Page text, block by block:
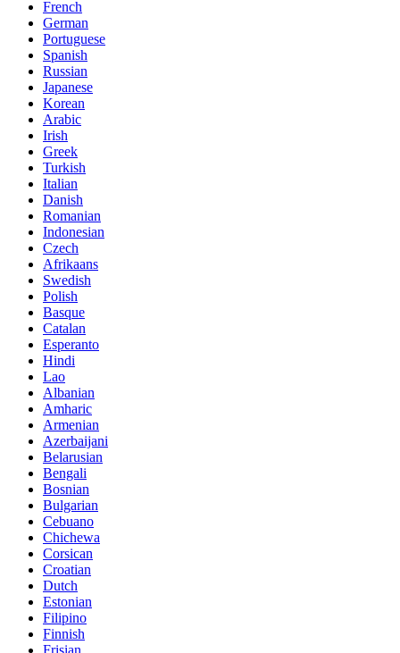
French
German
Portuguese
Spanish
Russian
Japanese
Korean
Arabic
Irish
Greek
Turkish
Italian
Danish
Romanian
Indonesian
Czech
Afrikaans
Swedish
Polish
Basque
Catalan
Esperanto
Hindi
Lao
Albanian
Amharic
Armenian
Azerbaijani
Belarusian
Bengali
Bosnian
Bulgarian
Cebuano
Chichewa
Corsican
Croatian
Dutch
Estonian
Filipino
Finnish
Frisian